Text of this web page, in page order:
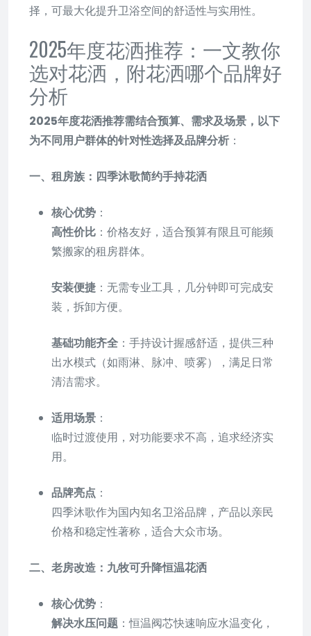
择，可最大化提升卫浴空间的舒适性与实用性。
2025年度花洒推荐：一文教你
选对花洒，附花洒哪个品牌好
分析
2025年度花洒推荐需结合预算、需求及场景，以下
为不同用户群体的针对性选择及品牌分析 ：
一、租房族：四季沐歌简约手持花洒
核心优势 ：
高性价比 ：价格友好，适合预算有限且可能频
繁搬家的租房群体。
安装便捷 ：无需专业工具，几分钟即可完成安
装，拆卸方便。
基础功能齐全 ：手持设计握感舒适，提供三种
出水模式（如雨淋、脉冲、喷雾），满足日常
清洁需求。
适用场景 ：
临时过渡使用，对功能要求不高，追求经济实
用。
品牌亮点 ：
四季沐歌作为国内知名卫浴品牌，产品以亲民
价格和稳定性著称，适合大众市场。
二、老房改造：九牧可升降恒温花洒
核心优势 ：
解决水压问题 ：恒温阀芯快速响应水温变化，